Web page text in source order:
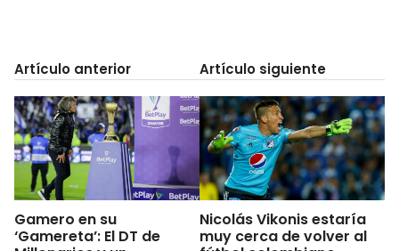
Artículo anterior
Gamero en su
‘Gamereta’: El DT de
Artículo siguiente
Nicolás Vikonis estaría
muy cerca de volver al